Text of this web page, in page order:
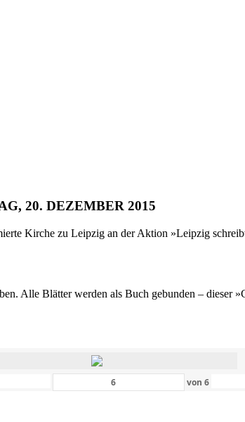
20. DEZEMBER 2015
Kirche zu Leipzig an der Aktion »Leipzig
Alle Blätter werden als Buch gebunden – dieser
von6